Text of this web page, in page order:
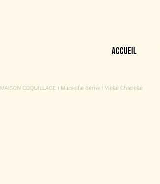
ACCUEIL
MAISON COQUILLAGE I Marseille 8ème I Vielle Chapelle